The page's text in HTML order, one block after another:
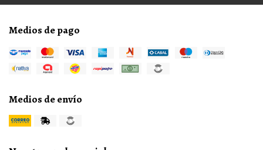
Medios de pago
Medios de envío